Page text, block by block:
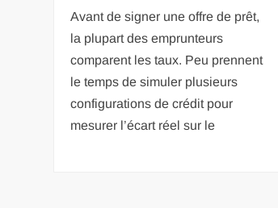
Avant de signer une offre de prêt,
la plupart des emprunteurs
comparent les taux. Peu prennent
le temps de simuler plusieurs
configurations de crédit pour
mesurer l’écart réel sur le